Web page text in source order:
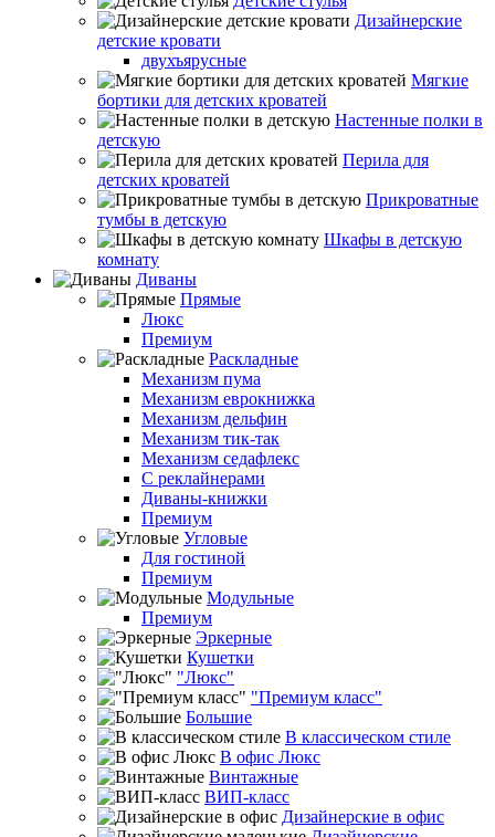
Дизайнерские
детские кровати
двухъярусные
Мягкие
бортики для детских кроватей
Настенные полки в
детскую
Перила для
детских кроватей
Прикроватные
тумбы в детскую
Шкафы в детскую
комнату
Диваны
Прямые
Люкс
Премиум
Раскладные
Механизм пума
Механизм еврокнижка
Механизм дельфин
Механизм тик-так
Механизм седафлекс
С реклайнерами
Диваны-книжки
Премиум
Угловые
Для гостиной
Премиум
Модульные
Премиум
Эркерные
Кушетки
"Люкс"
"Премиум класс"
Большие
В классическом стиле
В офис Люкс
Винтажные
ВИП-класс
Дизайнерские в офис